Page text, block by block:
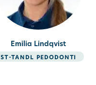
Emilia Lindqvist
st-tandl pedodonti